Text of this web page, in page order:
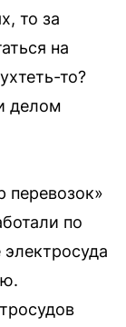
то за
на
то?
делом
перевозок»
по